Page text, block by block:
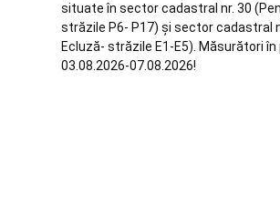
situate în sector cadastral nr. 30
străzile P6- P17) și sector cadastral
Ecluză- străzile E1-E5). Măsurători în
03.08.2026-07.08.2026!